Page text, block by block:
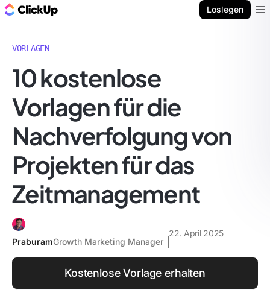
Loslegen
VORLAGEN
10 kostenlose
Vorlagen für die
Nachverfolgung von
Projekten für das
Zeitmanagement
PraburamGrowth Marketing Manager
22. April 2025
Kostenlose Vorlage erhalten